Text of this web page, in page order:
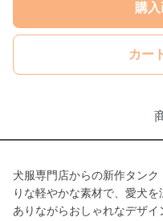
購
カー
犬服専門店からの新作タン
りな軽やかな素材で、愛犬
ありながらおしゃれなデザ